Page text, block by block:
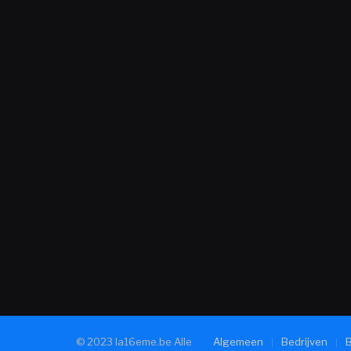
© 2023 la16eme.be Alle
Algemeen Bedrijven